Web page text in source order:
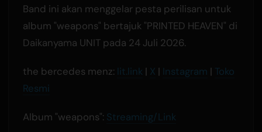
Band ini akan menggelar pesta perilisan untuk
album "weapons" bertajuk "PRINTED HEAVEN" di
Daikanyama UNIT pada 24 Juli 2026.
the bercedes menz: lit.link | X | Instagram | Toko
Resmi
Album "weapons": Streaming/Link